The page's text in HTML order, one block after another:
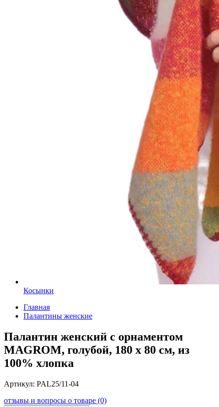
Косынки
Главная
Палантины женские
Палантин женский с орнаментом
MAGROM, голубой, 180 х 80 см, из
100% хлопка
Артикул: PAL25/11-04
отзывы и вопросы о товаре (0)